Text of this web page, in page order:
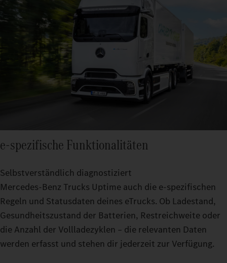
e‑spezifische Funktionalitäten
Selbstverständlich diagnostiziert
Mercedes‑Benz Trucks Uptime auch die e‑spezifischen
Regeln und Statusdaten deines eTrucks. Ob Ladestand,
Gesundheitszustand der Batterien, Restreichweite oder
die Anzahl der Vollladezyklen – die relevanten Daten
werden erfasst und stehen dir jederzeit zur Verfügung.